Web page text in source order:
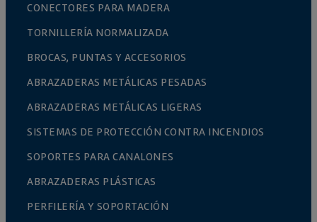
CONECTORES PARA MADERA
TORNILLERÍA NORMALIZADA
BROCAS, PUNTAS Y ACCESORIOS
ABRAZADERAS METÁLICAS PESADAS
ABRAZADERAS METÁLICAS LIGERAS
SISTEMAS DE PROTECCIÓN CONTRA INCENDIOS
SOPORTES PARA CANALONES
ABRAZADERAS PLÁSTICAS
PERFILERÍA Y SOPORTACIÓN